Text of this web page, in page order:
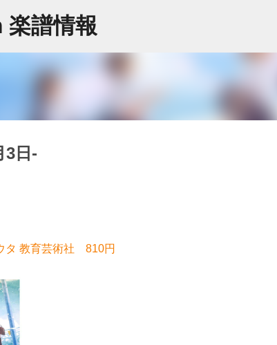
譜情報
3日-
タ 教育芸術社 810円